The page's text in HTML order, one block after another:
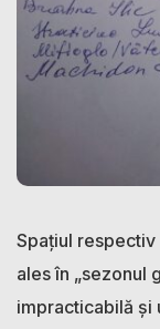
Spațiul
ales în „sezonul
impracticabilă și